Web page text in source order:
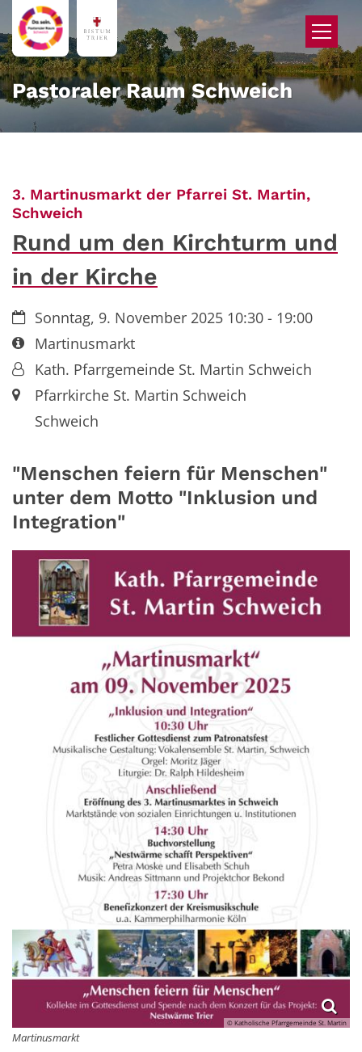
Zum Inhalt springen
Pastoraler Raum Schweich
3. Martinusmarkt der Pfarrei St. Martin,
Schweich
Rund um den Kirchturm und
in der Kirche
Datum:Sonntag, 9. November 2025 10:30 - 19:00
Art bzw. Nummer:
Martinusmarkt
Von:Kath. Pfarrgemeinde St. Martin Schweich
Ort:Pfarrkirche St. Martin Schweich
Schweich
"Menschen feiern für Menschen"
unter dem Motto "Inklusion und
Integration"
© Katholische Pfarrgemeinde St. Martin
Martinusmarkt